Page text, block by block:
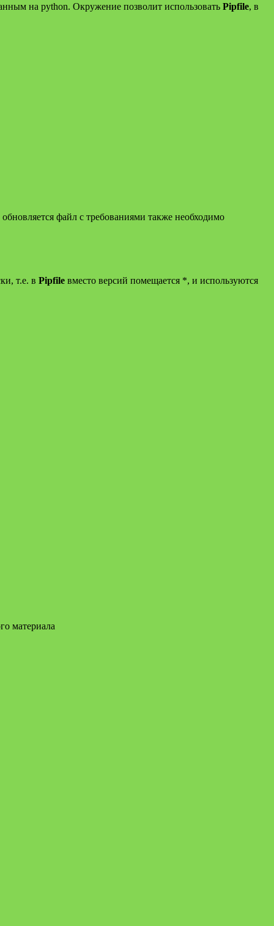
на python. Окружение позволит использовать Pipfile, в
файл с требованиями также необходимо
т.е. в Pipfile вместо версий помещается *, и используются
материала